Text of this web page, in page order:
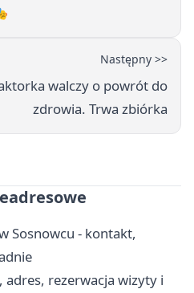
Następny >>
walczy o powrót do
zdrowia. Trwa zbiórka
Sosnowcu - kontakt,
adres, rezerwacja wizyty i